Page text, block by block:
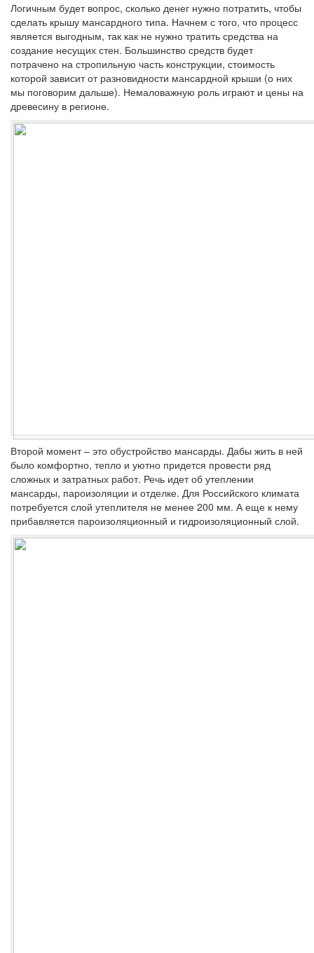
Логичным будет вопрос, сколько денег нужно потратить, чтобы
сделать крышу мансардного типа. Начнем с того, что процесс
является выгодным, так как не нужно тратить средства на
создание несущих стен. Большинство средств будет
потрачено на стропильную часть конструкции, стоимость
которой зависит от разновидности мансардной крыши (о них
мы поговорим дальше). Немаловажную роль играют и цены на
древесину в регионе.
Второй момент – это обустройство мансарды. Дабы жить в ней
было комфортно, тепло и уютно придется провести ряд
сложных и затратных работ. Речь идет об утеплении
мансарды, пароизоляции и отделке. Для Российского климата
потребуется слой утеплителя не менее 200 мм. А еще к нему
прибавляется пароизоляционный и гидроизоляционный слой.